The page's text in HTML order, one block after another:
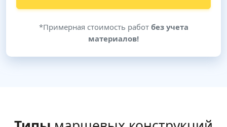
*Примерная стоимость работ без учета
материалов!